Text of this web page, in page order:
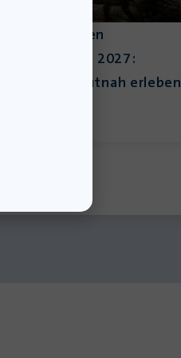
Lesungen zu den
Pflichtlektüren 2027:
Geschichte hautnah erleben